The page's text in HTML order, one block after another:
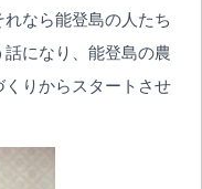
なら能登島の人たち
になり、能登島の農
りからスタートさせ